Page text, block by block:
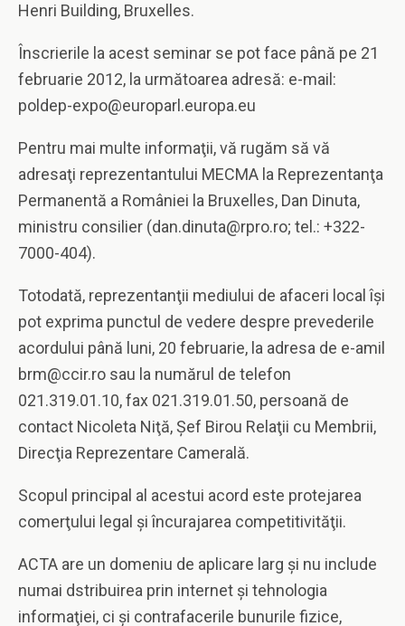
Henri Building, Bruxelles.
Înscrierile la acest seminar se pot face până pe 21
februarie 2012, la următoarea adresă: e-mail:
poldep-expo@europarl.europa.eu
Pentru mai multe informaţii, vă rugăm să vă
adresaţi reprezentantului MECMA la Reprezentanţa
Permanentă a României la Bruxelles, Dan Dinuta,
ministru consilier (dan.dinuta@rpro.ro; tel.: +322-
7000-404).
Totodată, reprezentanţii mediului de afaceri local îşi
pot exprima punctul de vedere despre prevederile
acordului până luni, 20 februarie, la adresa de e-amil
brm@ccir.ro sau la numărul de telefon
021.319.01.10, fax 021.319.01.50, persoană de
contact Nicoleta Niţă, Şef Birou Relaţii cu Membrii,
Direcţia Reprezentare Camerală.
Scopul principal al acestui acord este protejarea
comerţului legal şi încurajarea competitivităţii.
ACTA are un domeniu de aplicare larg şi nu include
numai dstribuirea prin internet şi tehnologia
informaţiei, ci şi contrafacerile bunurile fizice,